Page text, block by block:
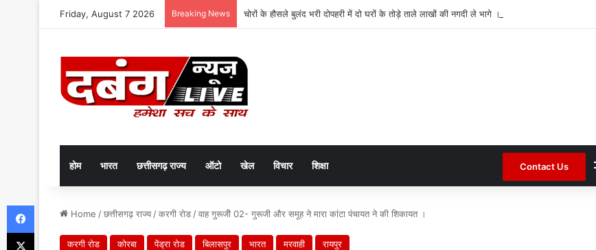
Friday, August 7 2026 Breaking News चोरों के हौसले बुलंद भरी दोपहरी में दो घरों के तोड़े ताले लाखों की नगदी ले भागे ।
होम भारत छत्तीसगढ़ राज्य ऑटो खेल विचार शिक्षा Contact Us
Home /छत्तीसगढ़ राज्य /करगी रोड /वाह गुरूजीे 02- गुरूजी और समूह ने मारा कांटा पंचायत ने की शिकायत ।
करगी रोड कोरबा पेंड्रा रोड बिलासपुर भारत मरवाही रायपुर
Facebook
X